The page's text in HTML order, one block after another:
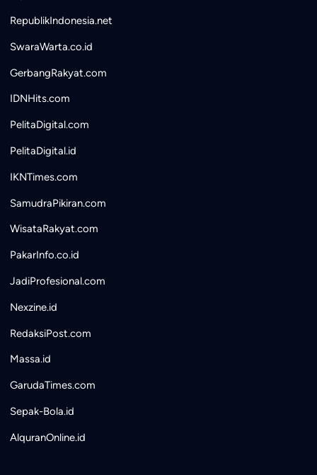
RepublikIndonesia.net
SwaraWarta.co.id
GerbangRakyat.com
IDNHits.com
PelitaDigital.com
PelitaDigital.id
IKNTimes.com
SamudraPikiran.com
WisataRakyat.com
PakarInfo.co.id
JadiProfesional.com
Nexzine.id
RedaksiPost.com
Massa.id
GarudaTimes.com
Sepak-Bola.id
AlquranOnline.id